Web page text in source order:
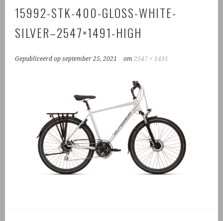
15992-STK-400-GLOSS-WHITE-
SILVER–2547×1491-HIGH
Gepubliceerd opseptember 25, 2021 om2547 × 1491